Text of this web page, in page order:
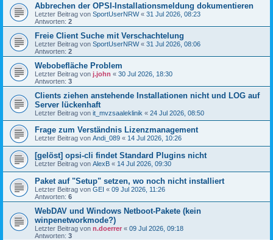
Abbrechen der OPSI-Installationsmeldung dokumentieren
Letzter Beitrag von SportUserNRW« 31 Jul 2026, 08:23
Antworten: 2
Freie Client Suche mit Verschachtelung
Letzter Beitrag von SportUserNRW« 31 Jul 2026, 08:06
Antworten: 2
Webobefläche Problem
Letzter Beitrag von j.john « 30 Jul 2026, 18:30
Antworten: 3
Clients ziehen anstehende Installationen nicht und LOG auf
Server lückenhaft
Letzter Beitrag von it_mvzsaaleklinik « 24 Jul 2026, 08:50
Frage zum Verständnis Lizenzmanagement
Letzter Beitrag von Andi_089 « 14 Jul 2026, 10:26
[gelöst] opsi-cli findet Standard Plugins nicht
Letzter Beitrag von AlexB « 14 Jul 2026, 09:30
Paket auf "Setup" setzen, wo noch nicht installiert
Letzter Beitrag von GEI « 09 Jul 2026, 11:26
Antworten: 6
WebDAV und Windows Netboot-Pakete (kein
winpenetworkmode?)
Letzter Beitrag von n.doerrer « 09 Jul 2026, 09:18
Antworten: 3